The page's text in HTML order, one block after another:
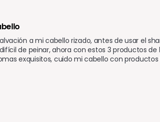
a mi cabello rizado, antes de usar el
de peinar, ahora con estos 3 productos
exquisitos, cuido mi cabello con